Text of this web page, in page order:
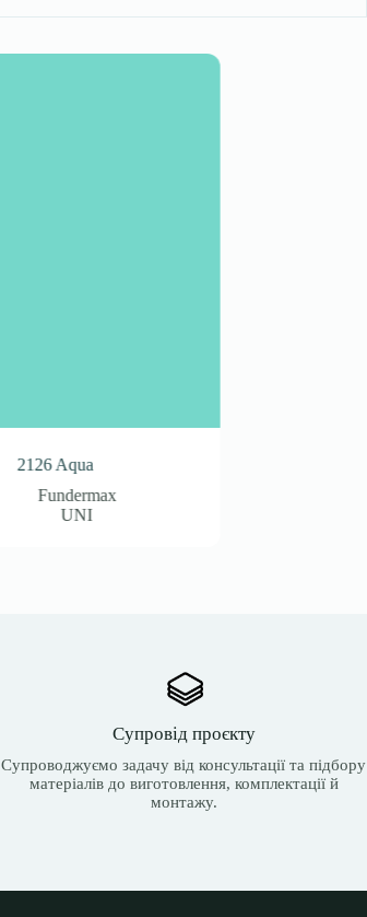
Супровід проєкту
Супроводжуємо задачу від консультації та підбору
матеріалів до виготовлення, комплектації й
монтажу.